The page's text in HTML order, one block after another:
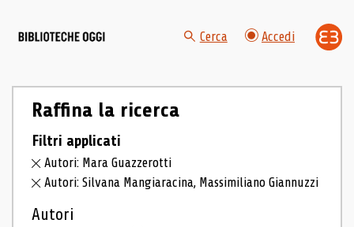
Cerca Accedi
Raffina la ricerca
Filtri applicati
Autori: Mara Guazzerotti
Autori: Silvana Mangiaracina, Massimiliano Giannuzzi
Autori